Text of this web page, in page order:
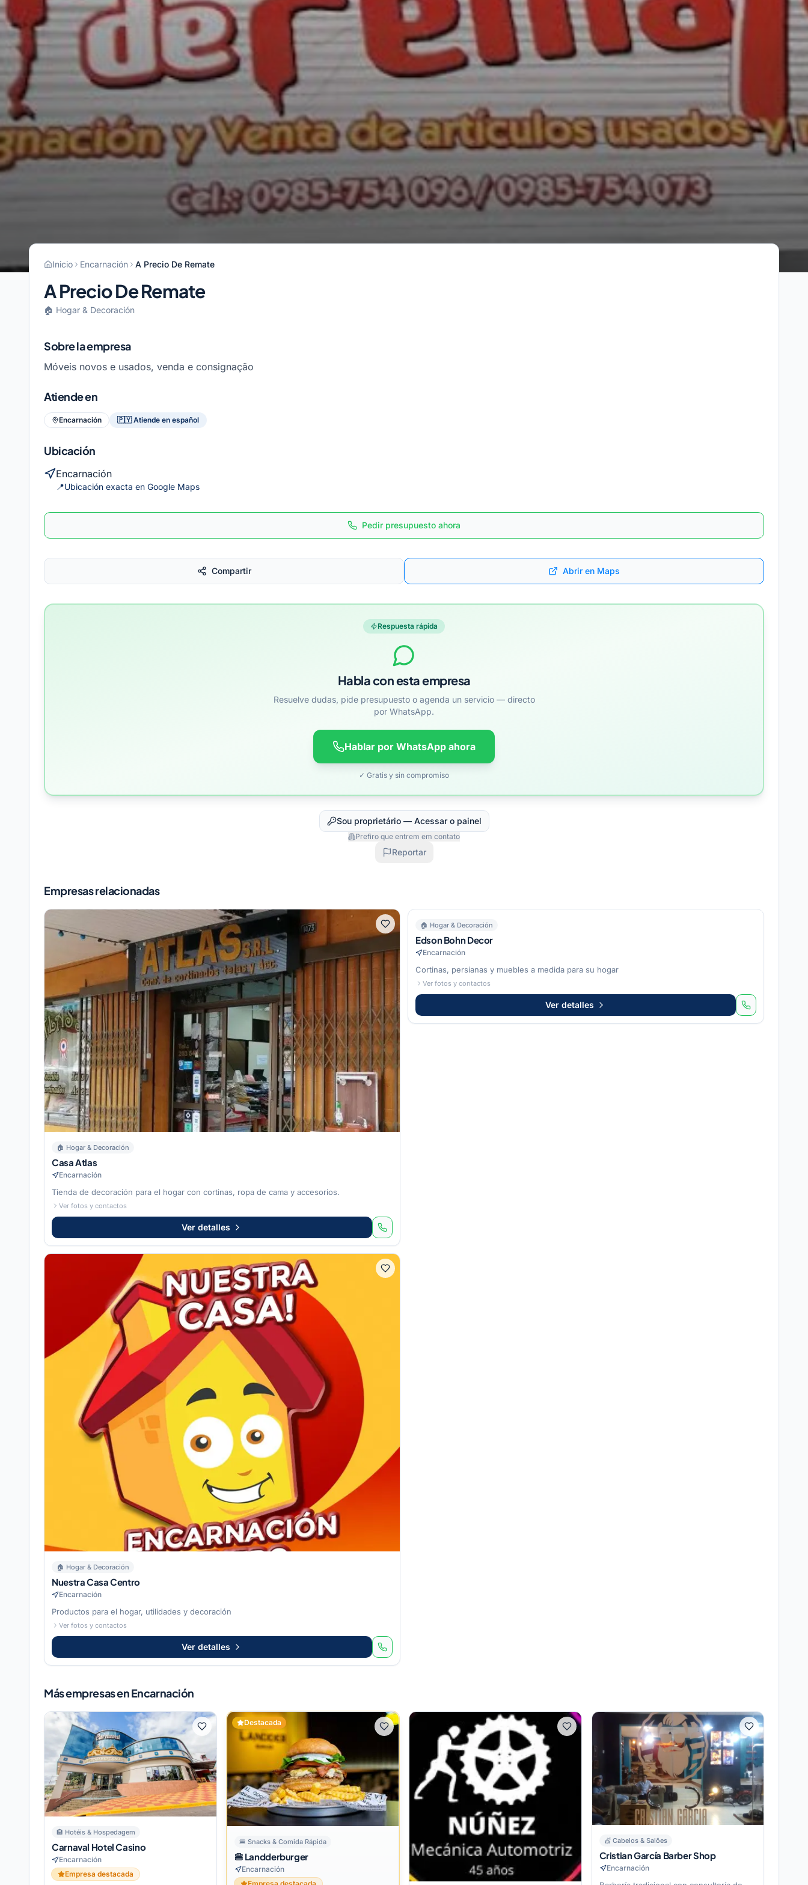
Inicio Encarnación A Precio De Remate
A Precio De Remate
🏠 Hogar & Decoración
Sobre la empresa
Móveis novos e usados, venda e consignação
Atiende en
Encarnación 🇵🇾Atiende en español
Ubicación
Encarnación
📍Ubicación exacta en Google Maps
Pedir presupuesto ahora
Compartir Abrir en Maps
Respuesta rápida
Habla con esta empresa
Resuelve dudas, pide presupuesto o agenda un servicio — directo
por WhatsApp.
Hablar por WhatsApp ahora
✓ Gratis y sin compromiso
Sou proprietário — Acessar o painel
Prefiro que entrem em contato
Reportar
Empresas relacionadas
🏠 Hogar & Decoración
Casa Atlas
Encarnación
Tienda de decoración para el hogar con cortinas, ropa de cama y accesorios.
Ver fotos y contactos
Ver detalles
🏠 Hogar & Decoración
Edson Bohn Decor
Encarnación
Cortinas, persianas y muebles a medida para su hogar
Ver fotos y contactos
Ver detalles
🏠 Hogar & Decoración
Nuestra Casa Centro
Encarnación
Productos para el hogar, utilidades y decoración
Ver fotos y contactos
Ver detalles
Más empresas en Encarnación
🏨 Hotéis & Hospedagem
Carnaval Hotel Casino
Encarnación
Empresa destacada
Destacada
🍔 Snacks & Comida Rápida
🍔 Landderburger
Encarnación
💇 Cabelos & Salões
Cristian García Barber Shop
Encarnación